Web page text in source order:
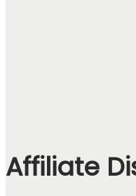
Affiliate